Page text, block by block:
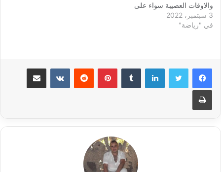
والاوقات العصيبة سواء على
مجلس الإدارة او الجمهور ،هنا
جاء دور كبير عائلة الاتحاد الذى
3 سبتمبر، 2022
في "رياضة"
لينكدإن بينتيريست مشاركة عبر البريد
طباعة